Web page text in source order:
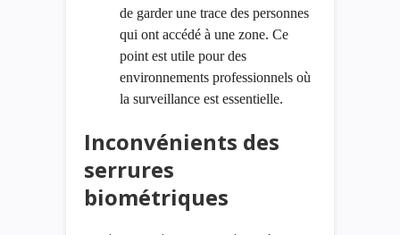
de garder une trace des personnes
qui ont accédé à une zone. Ce
point est utile pour des
environnements professionnels où
la surveillance est essentielle.
Inconvénients des
serrures
biométriques